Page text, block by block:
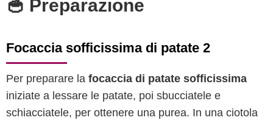
🥣 Preparazione
Focaccia sofficissima di patate 2
Per preparare la focaccia di patate sofficissima
iniziate a lessare le patate, poi sbucciatele e
schiacciatele, per ottenere una purea. In una ciotola